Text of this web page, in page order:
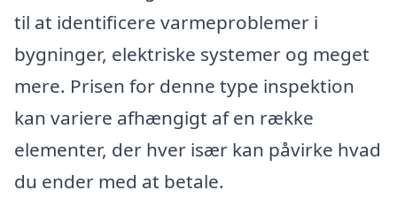
til at identificere varmeproblemer i
bygninger, elektriske systemer og meget
mere. Prisen for denne type inspektion
kan variere afhængigt af en række
elementer, der hver især kan påvirke hvad
du ender med at betale.